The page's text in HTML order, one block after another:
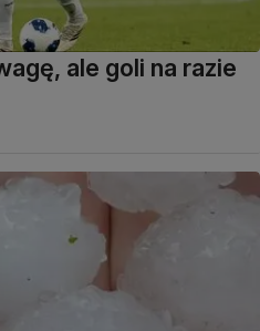
ale goli na razie